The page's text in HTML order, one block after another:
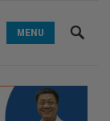
MENU